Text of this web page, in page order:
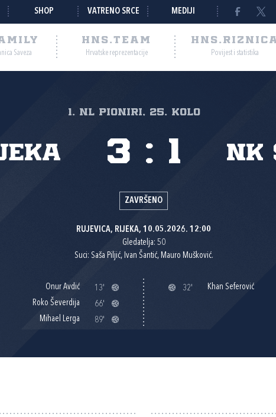
SHOP VATRENO SRCE MEDIJI
Saveza
HNS.TEAM
Hrvatske reprezentacije Povijest i statistika
1. NL pioniri, 25. kolo
NK
3 : 1
ZAVRŠENO
RUJEVICA, RIJEKA, 10.05.2026. 12:00
Gledatelja: 50
Suci: Saša Piljić, Ivan Šantić, Mauro Mušković.
Onur Avdić
13'
Roko Ševerdija
66'
Mihael Lerga
89'
32' Khan Seferović